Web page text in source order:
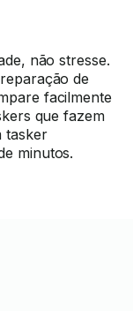
não stresse.
de
facilmente
que fazem
tasker
minutos.